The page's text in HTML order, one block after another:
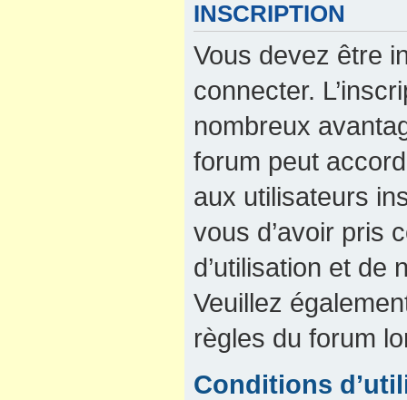
INSCRIPTION
Vous devez être
connecter.
nombreux
forum peut
aux utilisateurs
vous d’avoir pris
d’utilisation et de
Veuillez
règles du forum
Conditions